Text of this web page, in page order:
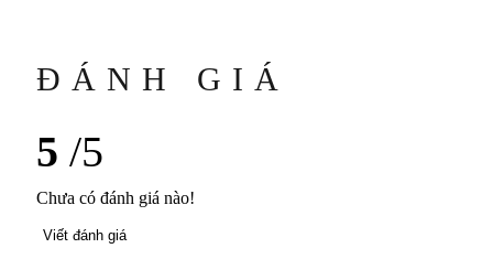
ĐÁNH GIÁ
5 /5
Chưa có đánh giá nào!
Viết đánh giá